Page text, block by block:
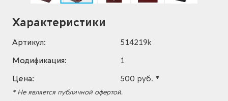
Характеристики
Артикул:
514219k
Модификация:
1
Цена:
500 руб. *
* Не является публичной офертой.